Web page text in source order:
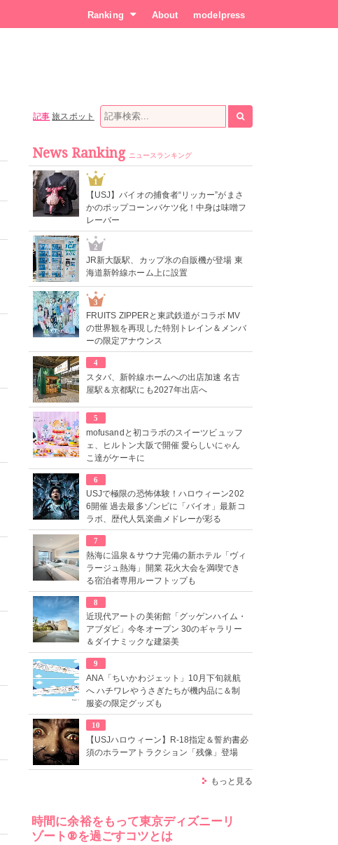
Ranking About modelpress
記事 旅スポット
News Ranking ニュースランキング
1
【USJ】バイオの捕食者“リッカー”がまさ
かのポップコーンバケツ化！中身は味噌フ
レーバー
2
JR新大阪駅、カップ氷の自販機が登場 東
海道新幹線ホーム上に設置
3
FRUITS ZIPPERと東武鉄道がコラボ MV
の世界観を再現した特別トレイン＆メンバ
ーの限定アナウンス
4
スタバ、新幹線ホームへの出店加速 名古
屋駅＆京都駅にも2027年出店へ
5
mofusandと初コラボのスイーツビュッフ
ェ、ヒルトン大阪で開催 愛らしいにゃん
こ達がケーキに
6
USJで極限の恐怖体験！ハロウィーン202
6開催 過去最多ゾンビに「バイオ」最新コ
ラボ、歴代人気楽曲メドレーが彩る
7
熱海に温泉＆サウナ完備の新ホテル「ヴィ
ラージュ熱海」開業 花火大会を満喫でき
る宿泊者専用ルーフトップも
8
近現代アートの美術館「グッゲンハイム・
アブダビ」今冬オープン 30のギャラリー
＆ダイナミックな建築美
9
ANA「ちいかわジェット」10月下旬就航
へ ハチワレやうさぎたちが機内品に＆制
服姿の限定グッズも
10
【USJハロウィーン】R-18指定＆誓約書必
須のホラーアトラクション「残像」登場
もっと見る
時間に余裕をもって東京ディズニーリ
ゾート®を過ごすコツとは